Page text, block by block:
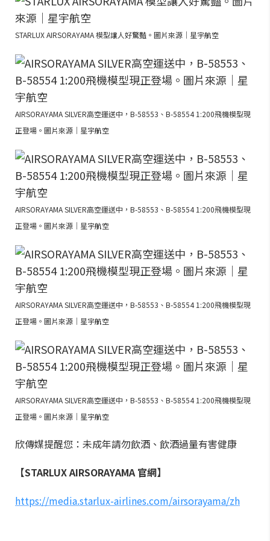
STARLUX AIRSORAYAMA 模型讓人好驚豔。圖片來源｜星宇航空
AIRSORAYAMA SILVER高空運送中，B-58553、B-58554 1:200飛機模型現
正登場。圖片來源｜星宇航空
AIRSORAYAMA SILVER高空運送中，B-58553、B-58554 1:200飛機模型現
正登場。圖片來源｜星宇航空
AIRSORAYAMA SILVER高空運送中，B-58553、B-58554 1:200飛機模型現
正登場。圖片來源｜星宇航空
AIRSORAYAMA SILVER高空運送中，B-58553、B-58554 1:200飛機模型現
正登場。圖片來源｜星宇航空
欣傳媒提醒您：未成年請勿飲酒、飲酒過量有害健康
【STARLUX AIRSORAYAMA 官網】
https://media.starlux-airlines.com/airsorayama/zh